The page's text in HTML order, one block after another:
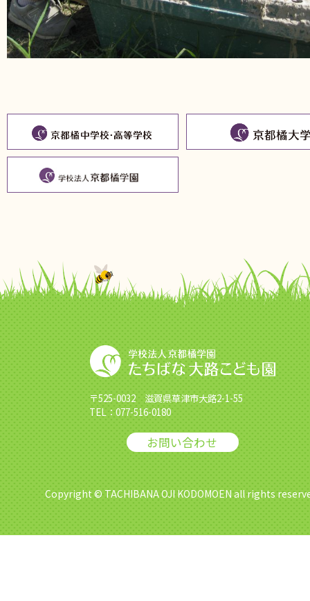
〒525-0032 滋賀県草津市大路2-1-55
TEL：077-516-0180
お問い合わせ
Copyright © TACHIBANA OJI KODOMOEN all rights